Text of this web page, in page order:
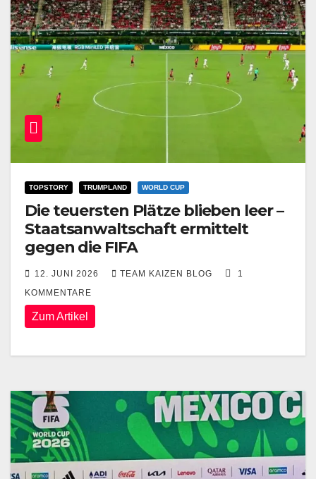
TOPSTORY TRUMPLAND WORLD CUP
Die teuersten Plätze blieben leer –
Staatsanwaltschaft ermittelt
gegen die FIFA
12. JUNI 2026 TEAM KAIZEN BLOG
1
KOMMENTARE
Zum Artikel